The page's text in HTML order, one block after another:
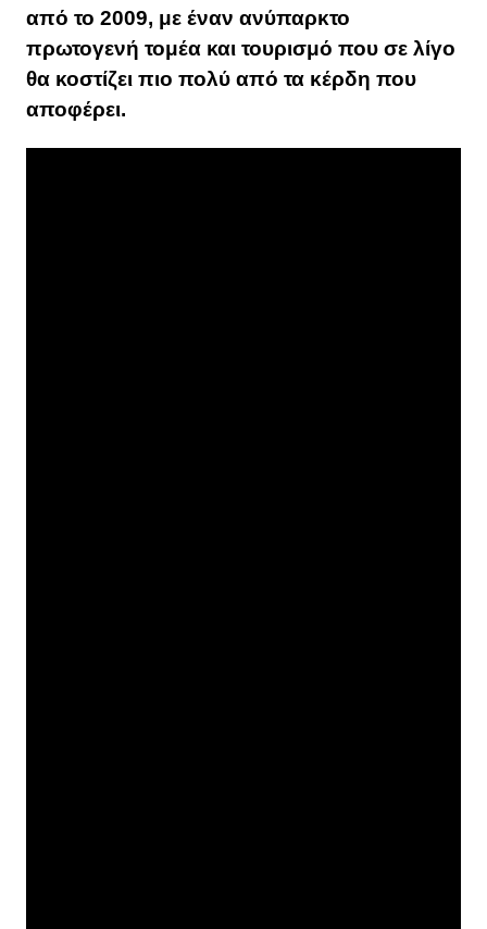
από το 2009, με έναν ανύπαρκτο
πρωτογενή τομέα και τουρισμό που σε λίγο
θα κοστίζει πιο πολύ από τα κέρδη που
αποφέρει.